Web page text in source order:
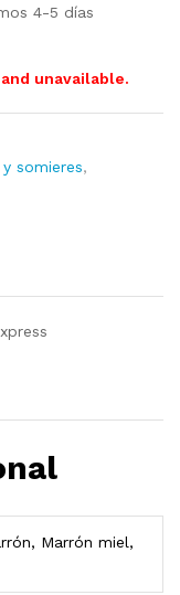
4-5 días
unavailable.
somieres,
Marrón miel,